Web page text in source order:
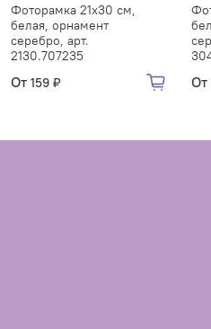
Фоторамка 21х30 см,
белая, орнамент
серебро, арт.
2130.707235
От 159 ₽ От